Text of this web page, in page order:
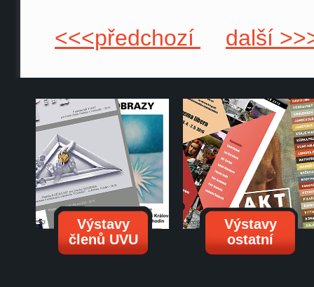
<<<předchozí další
Výstavy
členů UVU
Výstavy
ostatní